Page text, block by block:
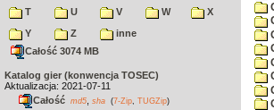
T
U V W
X
Y
Z
inne
Całość 3074 MB
Katalog gier (konwencja TOSEC)
Aktualizacja: 2021-07-11
Całość md5 sha (7-Zip TUGZip)